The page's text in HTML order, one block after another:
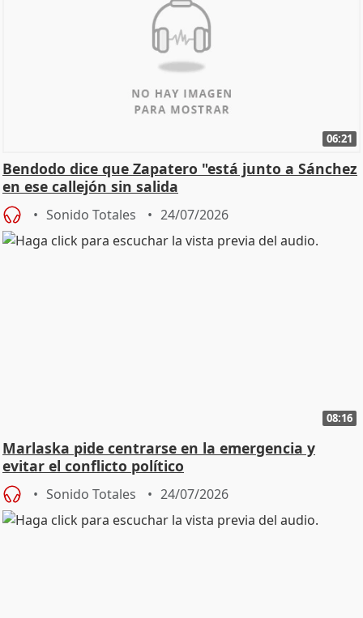
06:21
Bendodo dice que Zapatero "está junto a Sánchez
en ese callejón sin salida
Sonido Totales 24/07/2026
08:16
Marlaska pide centrarse en la emergencia y
evitar el conflicto político
Sonido Totales 24/07/2026